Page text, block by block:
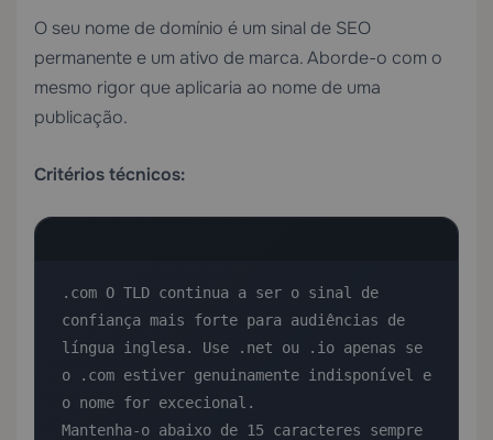
O seu nome de domínio é um sinal de SEO
permanente e um ativo de marca. Aborde-o com o
mesmo rigor que aplicaria ao nome de uma
publicação.
Critérios técnicos:
.com O TLD continua a ser o sinal de
confiança mais forte para audiências de
língua inglesa. Use .net ou .io apenas se
o .com estiver genuinamente indisponível e
o nome for excecional.
Mantenha-o abaixo de 15 caracteres sempre